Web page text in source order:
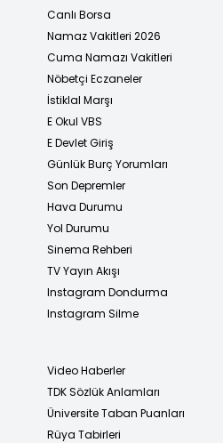
Canlı Borsa
Namaz Vakitleri 2026
Cuma Namazı Vakitleri
Nöbetçi Eczaneler
İstiklal Marşı
E Okul VBS
E Devlet Giriş
Günlük Burç Yorumları
Son Depremler
Hava Durumu
Yol Durumu
Sinema Rehberi
TV Yayın Akışı
Instagram Dondurma
Instagram Silme
Video Haberler
TDK Sözlük Anlamları
Üniversite Taban Puanları
Rüya Tabirleri